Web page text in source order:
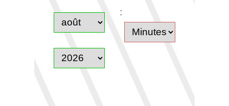
: